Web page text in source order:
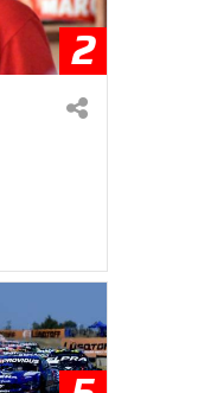
2